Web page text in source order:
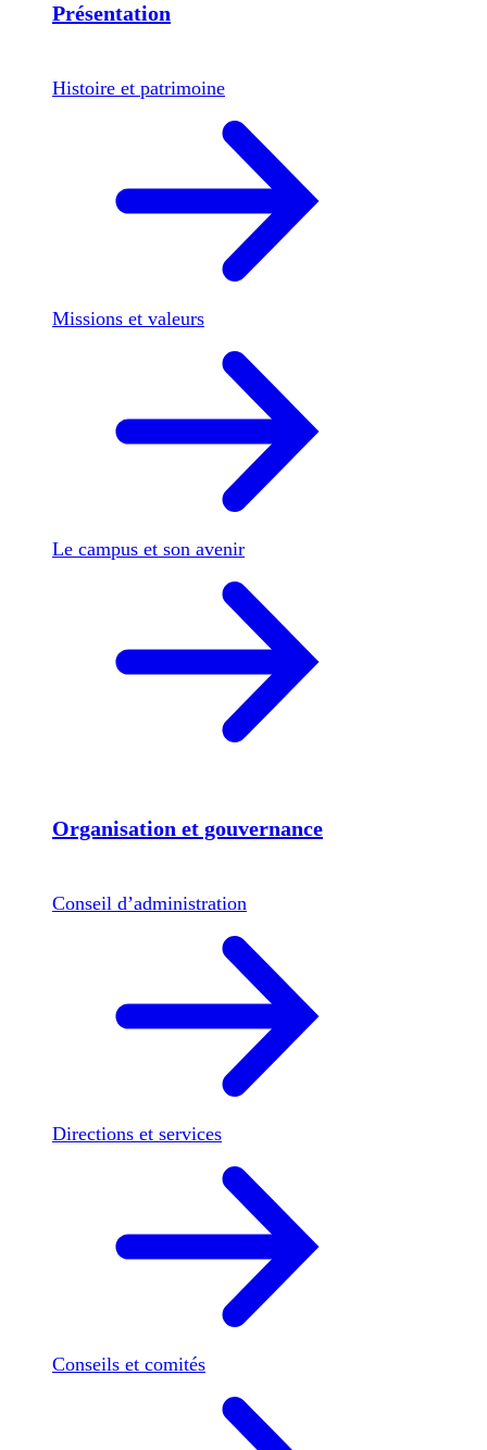
Présentation
Histoire et patrimoine
Missions et valeurs
Le campus et son avenir
Organisation et gouvernance
Conseil d’administration
Directions et services
Conseils et comités